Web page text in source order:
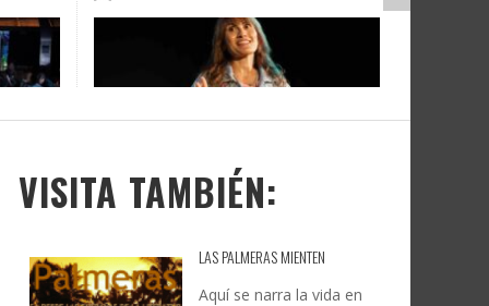
A
Y
DOCANARIAS CONVOCA A
INSTITUCIONES A REFLEXIONAR
SOBRE LA INTERNACIONALIZACIÓN
DEL CINE DE REALIDAD
JESÚS RODRÍGUEZ FALCÓN:
NATURALEZA, CAMINO Y
FOTOGRAFÍA
LEONCIO GONZÁLEZ, 9 JUNIO, 2026
VISITA TAMBIÉN:
LAS PALMERAS MIENTEN
Aquí se narra la vida en